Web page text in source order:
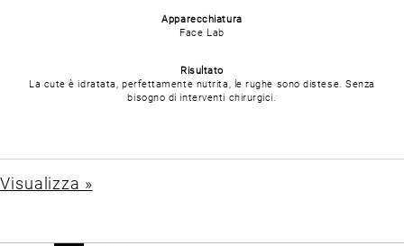
Apparecchiatura
Face Lab
Risultato
La cute è idratata, perfettamente nutrita, le rughe sono distese. Senza
bisogno di interventi chirurgici.
Visualizza »